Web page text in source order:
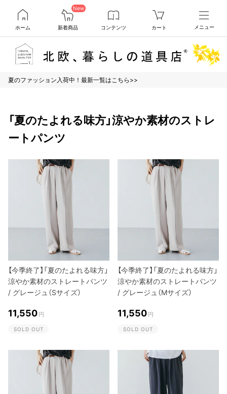
ホーム
New
新着商品 コンテンツ カート メニュー
夏のファッション入荷中！最新一覧はこちら>>
「夏のたよれる味方」涼やか素材のストレ
ートパンツ
【今季終了】「夏のたよれる味方」
涼やか素材のストレートパンツ
/ グレージュ（Sサイズ）
11,550 円
SOLD OUT
【今季終了】「夏のたよれる味方」
涼やか素材のストレートパンツ
/ グレージュ（Mサイズ）
11,550 円
SOLD OUT